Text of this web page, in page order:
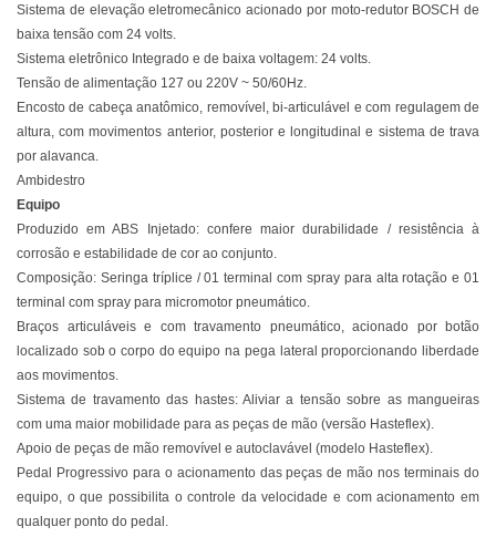
Sistema de elevação eletromecânico acionado por moto-redutor BOSCH de
baixa tensão com 24 volts.
Sistema eletrônico Integrado e de baixa voltagem: 24 volts.
Tensão de alimentação 127 ou 220V ~ 50/60Hz.
Encosto de cabeça anatômico, removível, bi-articulável e com regulagem de
altura, com movimentos anterior, posterior e longitudinal e sistema de trava
por alavanca.
Ambidestro
Equipo
Produzido em ABS Injetado: confere maior durabilidade / resistência à
corrosão e estabilidade de cor ao conjunto.
Composição: Seringa tríplice / 01 terminal com spray para alta rotação e 01
terminal com spray para micromotor pneumático.
Braços articuláveis e com travamento pneumático, acionado por botão
localizado sob o corpo do equipo na pega lateral proporcionando liberdade
aos movimentos.
Sistema de travamento das hastes: Aliviar a tensão sobre as mangueiras
com uma maior mobilidade para as peças de mão (versão Hasteflex).
Apoio de peças de mão removível e autoclavável (modelo Hasteflex).
Pedal Progressivo para o acionamento das peças de mão nos terminais do
equipo, o que possibilita o controle da velocidade e com acionamento em
qualquer ponto do pedal.